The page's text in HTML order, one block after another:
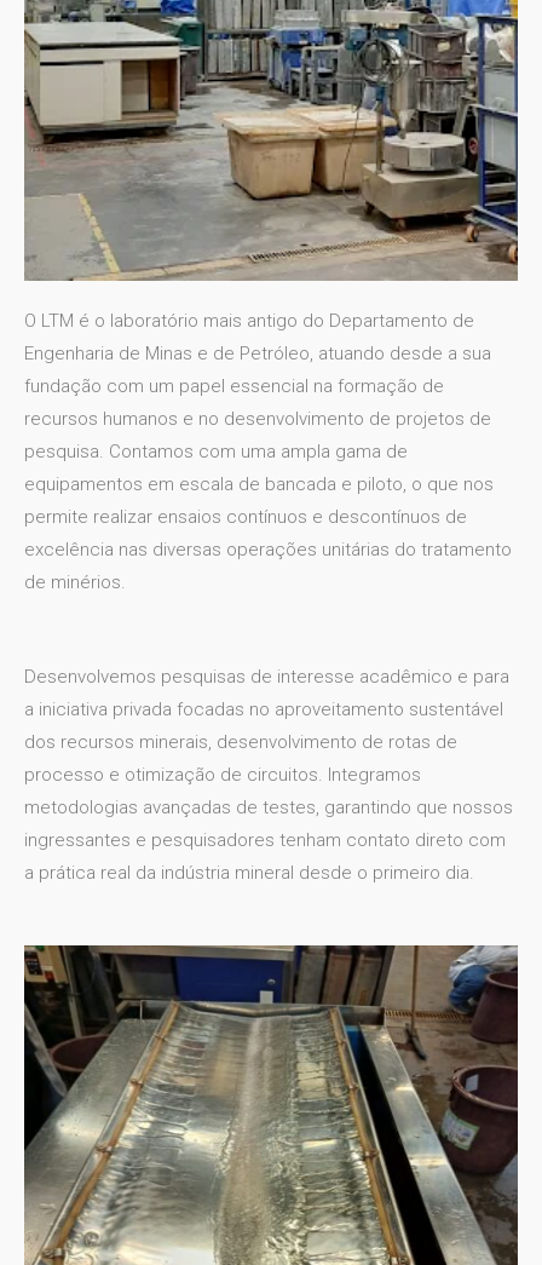
O LTM é o laboratório mais antigo do Departamento de
Engenharia de Minas e de Petróleo, atuando desde a sua
fundação com um papel essencial na formação de
recursos humanos e no desenvolvimento de projetos de
pesquisa. Contamos com uma ampla gama de
equipamentos em escala de bancada e piloto, o que nos
permite realizar ensaios contínuos e descontínuos de
excelência nas diversas operações unitárias do tratamento
de minérios.
Desenvolvemos pesquisas de interesse acadêmico e para
a iniciativa privada focadas no aproveitamento sustentável
dos recursos minerais, desenvolvimento de rotas de
processo e otimização de circuitos. Integramos
metodologias avançadas de testes, garantindo que nossos
ingressantes e pesquisadores tenham contato direto com
a prática real da indústria mineral desde o primeiro dia.